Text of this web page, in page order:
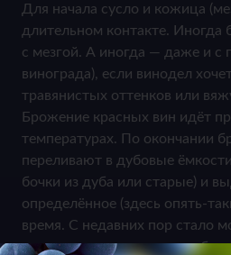
Для начала сусло и кожица
длительном контакте. Иногда
с мезгой. А иногда — даже и с
винограда), если винодел
травянистых оттенков или
Брожение красных вин идёт
температурах. По окончании
переливают в дубовые
бочки из дуба или старые) и
определённое (здесь опять-
время. С недавних пор стало
вино в цементных